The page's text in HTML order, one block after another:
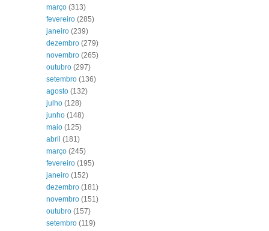
março (313)
fevereiro (285)
janeiro (239)
dezembro (279)
novembro (265)
outubro (297)
setembro (136)
agosto (132)
julho (128)
junho (148)
maio (125)
abril (181)
março (245)
fevereiro (195)
janeiro (152)
dezembro (181)
novembro (151)
outubro (157)
setembro (119)